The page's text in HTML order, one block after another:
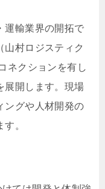
運輸業界の開拓で
山村ロジスティク
ネクションを有し
展開します。現場
ングや人材開発の
。